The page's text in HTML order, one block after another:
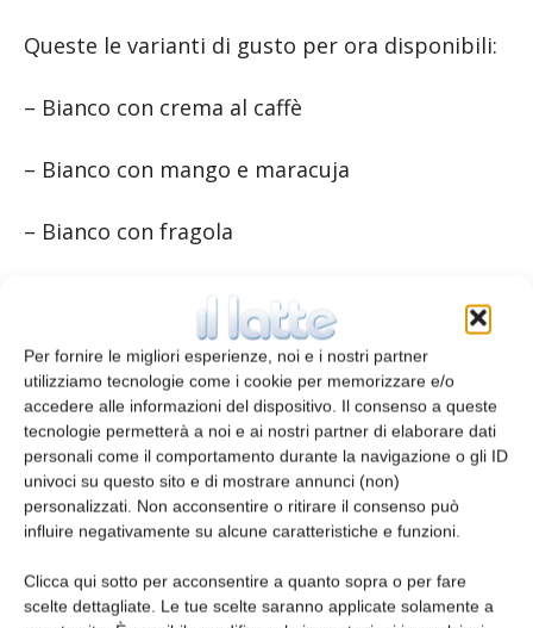
Per fornire le migliori esperienze, noi e i nostri partner
utilizziamo tecnologie come i cookie per memorizzare e/o
accedere alle informazioni del dispositivo. Il consenso a queste
tecnologie permetterà a noi e ai nostri partner di elaborare dati
personali come il comportamento durante la navigazione o gli ID
univoci su questo sito e di mostrare annunci (non)
personalizzati. Non acconsentire o ritirare il consenso può
influire negativamente su alcune caratteristiche e funzioni.
Clicca qui sotto per acconsentire a quanto sopra o per fare
scelte dettagliate. Le tue scelte saranno applicate solamente a
Queste le varianti di gusto per ora disponibili:
– Bianco con crema al caffè
– Bianco con mango e maracuja
– Bianco con fragola
– Bianco con frutti di bosco
– Bianco naturale.
TAGS latte fieno yogurt